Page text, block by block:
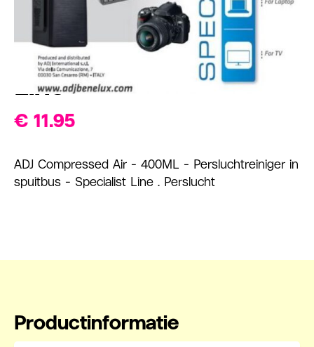
Compressed Air -
400ML - Specialist
Line
€ 11.95
ADJ Compressed Air - 400ML - Persluchtreiniger in
spuitbus - Specialist Line . Perslucht
Productinformatie